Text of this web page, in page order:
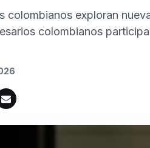
colombianos exploran
colombianos